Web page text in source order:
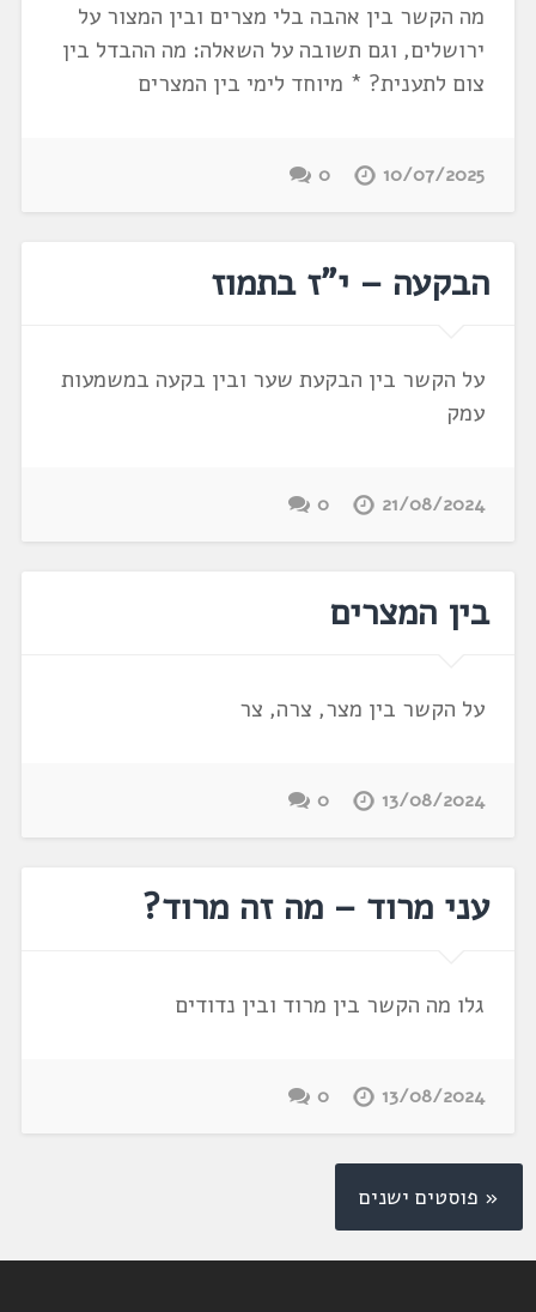
מה הקשר בין אהבה בלי מצרים ובין המצור על
ירושלים, וגם תשובה על השאלה: מה ההבדל בין
צום לתענית? * מיוחד לימי בין המצרים
10/07/2025
0
הבקעה – י"ז בתמוז
על הקשר בין הבקעת שער ובין בקעה במשמעות
עמק
21/08/2024
0
בין המצרים
על הקשר בין מצר, צרה, צר
13/08/2024
0
עני מרוד – מה זה מרוד?
גלו מה הקשר בין מרוד ובין נדודים
13/08/2024
0
« פוסטים ישנים